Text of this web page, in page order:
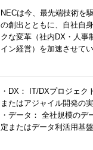
NECは今、最先端技術を
の創出とともに、自社自
クな変革（社内DX・人事
イン経営）を加速させてい
・DX： IT/DXプロジェク
またはアジャイル開発の
・データ： 全社規模のデ
定またはデータ利活用基